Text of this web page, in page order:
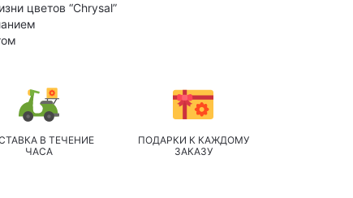
цветов “Chrysal”
В ТЕЧЕНИЕ
ЧАСА
ПОДАРКИ К КАЖДОМУ
ЗАКАЗУ